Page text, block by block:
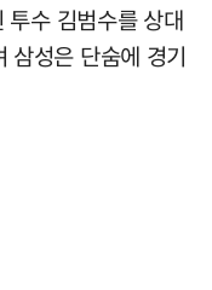
수 김범수를 상대
삼성은 단숨에 경기